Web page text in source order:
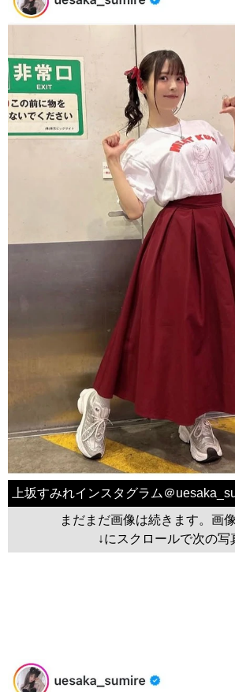
上坂すみれインスタグラム＠
まだまだ画像は続きます。画
↓にスクロールで次の写